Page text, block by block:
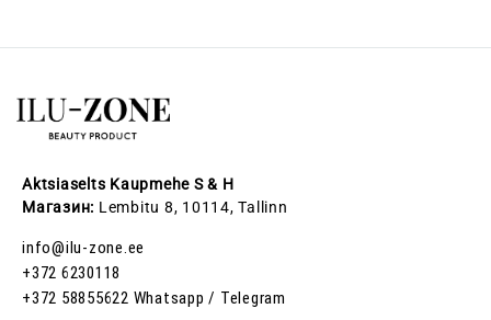
Aktsiaselts Kaupmehe S & H
Магазин: Lembitu 8, 10114, Tallinn
info@ilu-zone.ee
+372 6230118
+372 58855622 Whatsapp / Telegram